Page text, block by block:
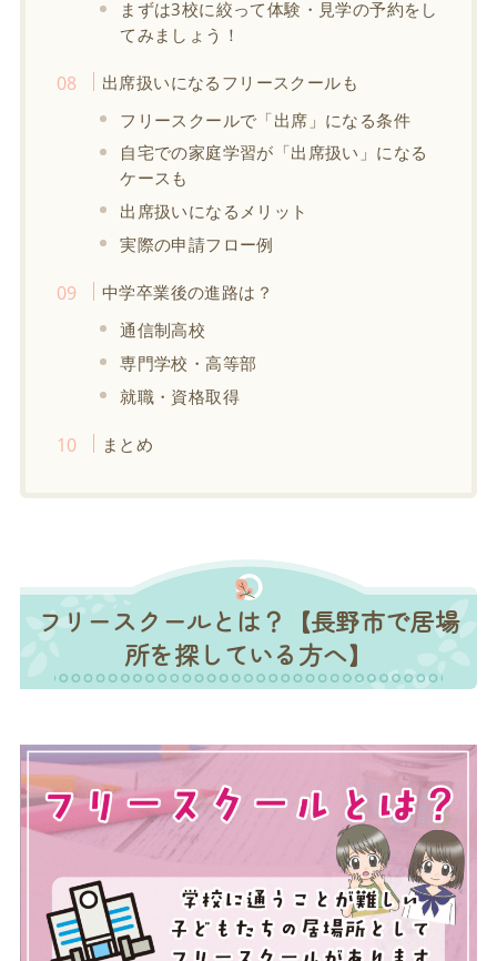
まずは3校に絞って体験・見学の予約をし
てみましょう！
出席扱いになるフリースクールも
フリースクールで「出席」になる条件
自宅での家庭学習が「出席扱い」になる
ケースも
出席扱いになるメリット
実際の申請フロー例
中学卒業後の進路は？
通信制高校
専門学校・高等部
就職・資格取得
まとめ
フリースクールとは？【長野市で居場
所を探している方へ】